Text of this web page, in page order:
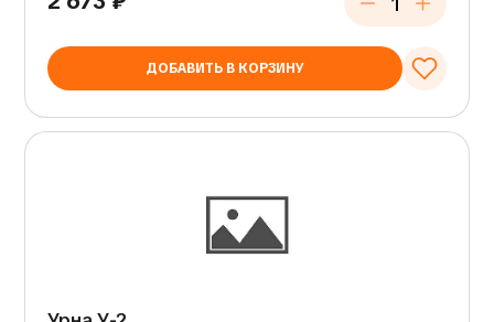
ДОБАВИТЬ В КОРЗИНУ